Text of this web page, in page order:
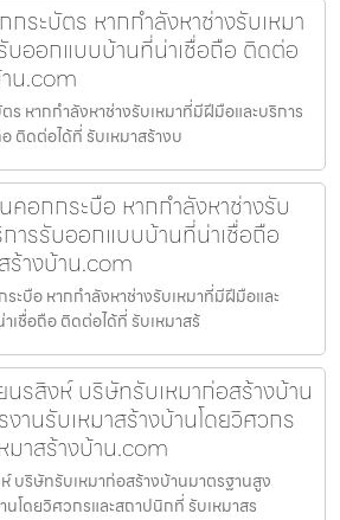
กระบัตร หากกำลังหาช่างรับเหมา
บออกแบบบ้านที่น่าเชื่อถือ ติดต่อ
น.com
ร หากกำลังหาช่างรับเหมาที่มีฝีมือและบริการ
ติดต่อได้ที่ รับเหมาสร้างบ
คอกกระบือ หากกำลังหาช่างรับ
ารรับออกแบบบ้านที่น่าเชื่อถือ
ร้างบ้าน.com
ะบือ หากกำลังหาช่างรับเหมาที่มีฝีมือและ
ชื่อถือ ติดต่อได้ที่ รับเหมาสร้
รสิงห์ บริษัทรับเหมาก่อสร้างบ้าน
านรับเหมาสร้างบ้านโดยวิศวกร
มาสร้างบ้าน.com
บริษัทรับเหมาก่อสร้างบ้านมาตรฐานสูง
นโดยวิศวกรและสถาปนิกที่ รับเหมาสร